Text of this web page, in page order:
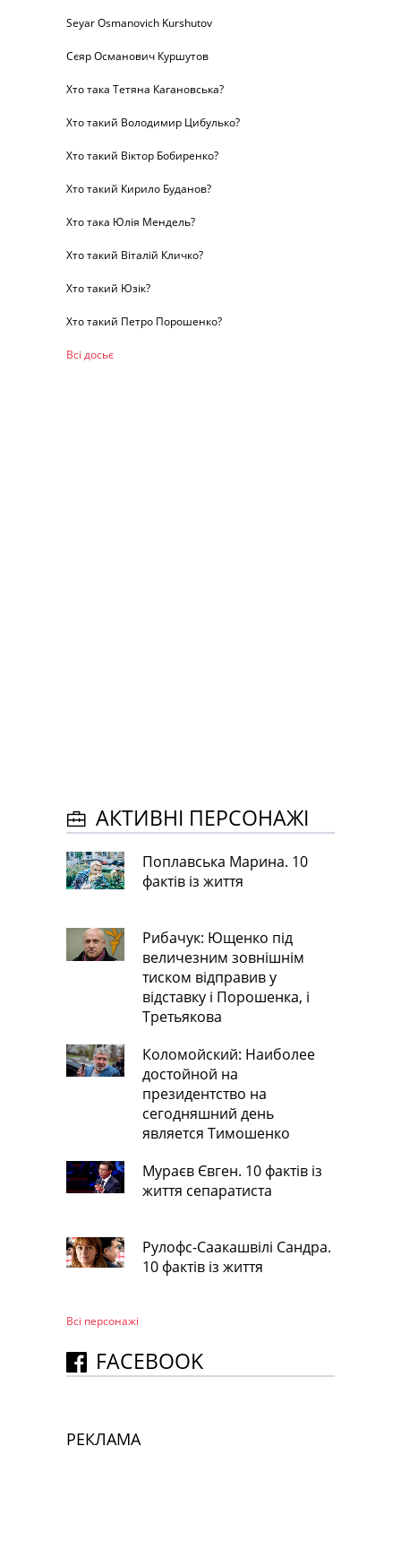
Seyar Osmanovich Kurshutov
Сєяр Османович Куршутов
Хто така Тетяна Кагановська?
Хто такий Володимир Цибулько?
Хто такий Віктор Бобиренко?
Хто такий Кирило Буданов?
Хто така Юлія Мендель?
Хто такий Віталій Кличко?
Хто такий Юзік?
Хто такий Петро Порошенко?
Всі досьє
АКТИВНІ ПЕРСОНАЖІ
Поплавська Марина. 10
фактів із життя
Рибачук: Ющенко під
величезним зовнішнім
тиском відправив у
відставку і Порошенка, і
Третьякова
Коломойский: Наиболее
достойной на
президентство на
сегодняшний день
является Тимошенко
Мураєв Євген. 10 фактів із
життя сепаратиста
Рулофс-Саакашвілі Сандра.
10 фактів із життя
Всі персонажi
FACEBOOK
РЕКЛАМА